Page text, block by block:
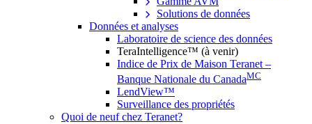
Solutions de données
Données et analyses
Laboratoire de science des données
TeraIntelligence™ (à venir)
Indice de Prix de Maison Teranet –
Banque Nationale du CanadaMC
LendView™
Surveillance des propriétés
Quoi de neuf chez Teranet?